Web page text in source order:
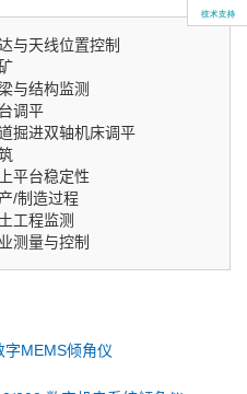
与天线位置控制
与结构监测
调平
掘进双轴机床调平
平台稳定性
/制造过程
工程监测
测量与控制
MEMS倾角仪